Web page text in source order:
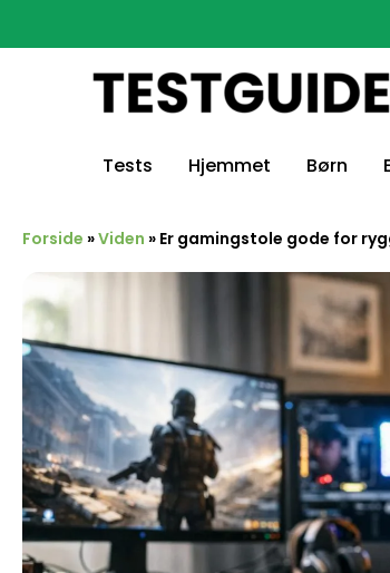
Tests Hjemmet Børn
Forside »Viden » Er gamingstole gode for